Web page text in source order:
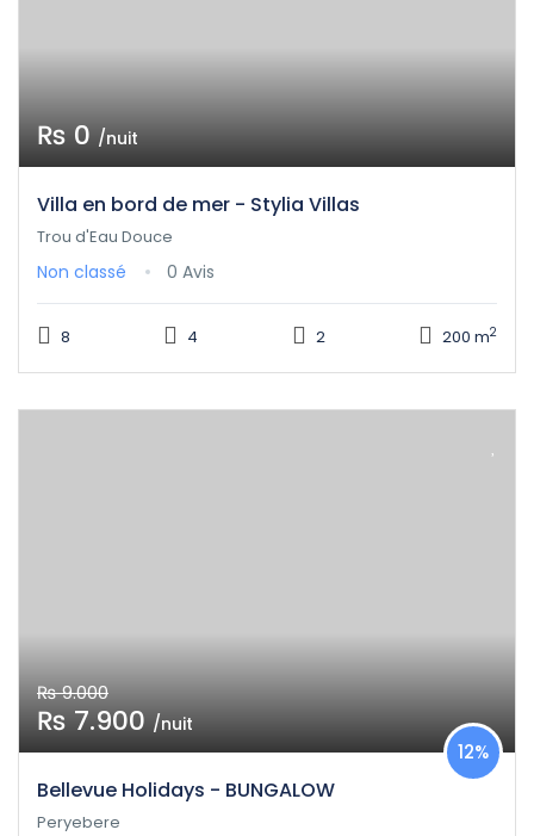
₨ 0/nuit
Villa en bord de mer - Stylia Villas
Trou d'Eau Douce
Non classé 0 Avis
8 4 2 200 m2
₨ 9.000
₨ 7.900/nuit
Bellevue Holidays - BUNGALOW
12%
Peryebere